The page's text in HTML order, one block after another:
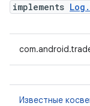
implements
Известные